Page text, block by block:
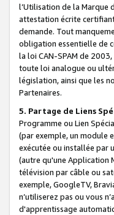
l’Utilisation de la Marque
attestation écrite
demande. Tout
obligation essentielle de
la loi CAN-SPAM de
toute loi analogue ou
législation, ainsi que les
Partenaires.
5. Partage de Liens
Programme ou Lien
(par exemple, un module
exécutée ou installée par
(autre qu'une Application
télévision par câble ou
exemple, GoogleTV,
n’utiliserez pas ou vous
d'apprentissage